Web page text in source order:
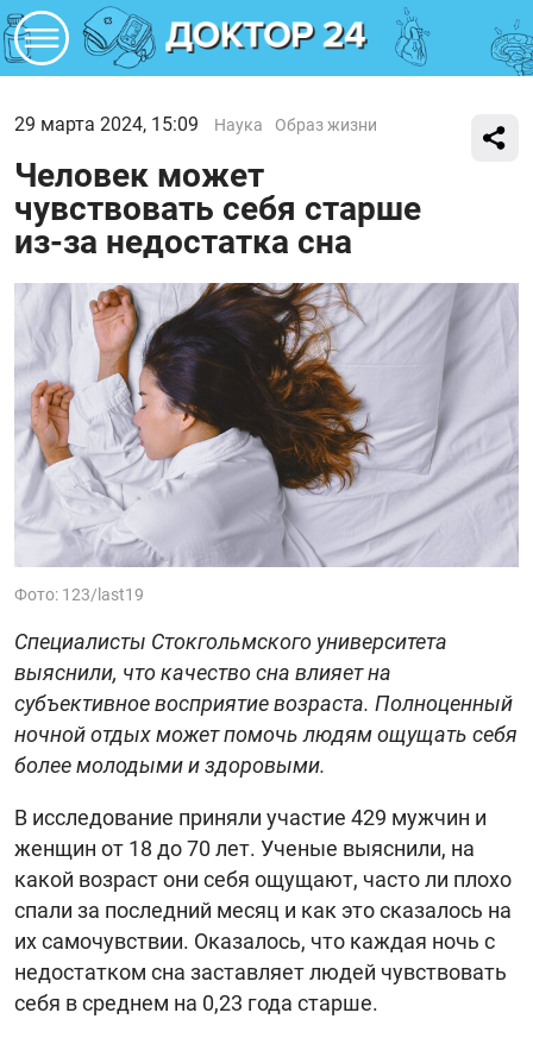
29 марта 2024, 15:09 Наука Образ жизни
Человек может
чувствовать себя старше
из-за недостатка сна
Фото: 123/last19
Специалисты Стокгольмского университета
выяснили, что качество сна влияет на
субъективное восприятие возраста. Полноценный
ночной отдых может помочь людям ощущать себя
более молодыми и здоровыми.
В исследование приняли участие 429 мужчин и
женщин от 18 до 70 лет. Ученые выяснили, на
какой возраст они себя ощущают, часто ли плохо
спали за последний месяц и как это сказалось на
их самочувствии. Оказалось, что каждая ночь с
недостатком сна заставляет людей чувствовать
себя в среднем на 0,23 года старше.